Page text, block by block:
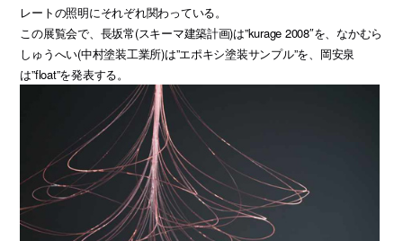
レートの照明にそれぞれ関わっている。
この展覧会で、長坂常(スキーマ建築計画)は”kurage 2008″を、なかむら
しゅうへい(中村塗装工業所)は”エポキシ塗装サンプル”を、岡安泉
は”float”を発表する。